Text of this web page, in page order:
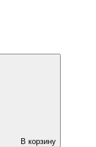
В корзину